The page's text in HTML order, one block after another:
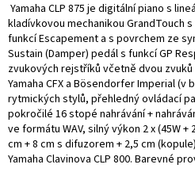
Yamaha CLP 875 je digitální piano s
kladívkovou mechanikou GrandTouch
funkcí Escapement a s povrchem ze
Sustain (Damper) pedál s funkcí GP
zvukových rejstříků včetně dvou
Yamaha CFX a Bösendorfer Imperial (v
rytmických stylů, přehledný ovládací
pokročilé 16 stopé nahrávání +
ve formátu WAV, silný výkon 2 x (45W
cm + 8 cm s difuzorem + 2,5 cm
Yamaha Clavinova CLP 800. Barevné